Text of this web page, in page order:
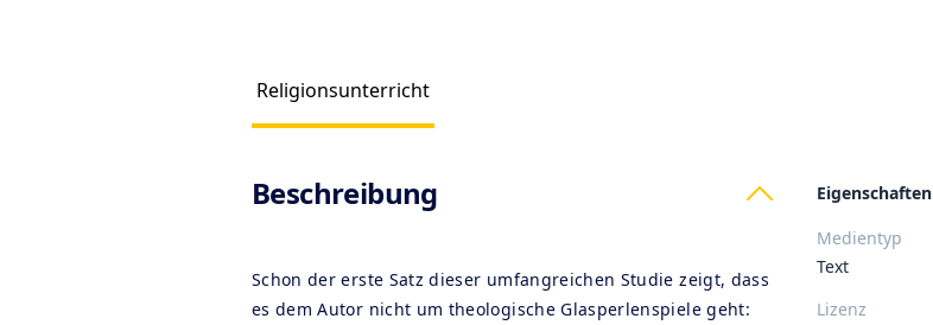
Religionsunterricht
Products
Beschreibung
Schon der erste Satz dieser umfangreichen Studie zeigt, dass
es dem Autor nicht um theologische Glasperlenspiele geht:
Eigenschaften
Medientyp
Text
Lizenz